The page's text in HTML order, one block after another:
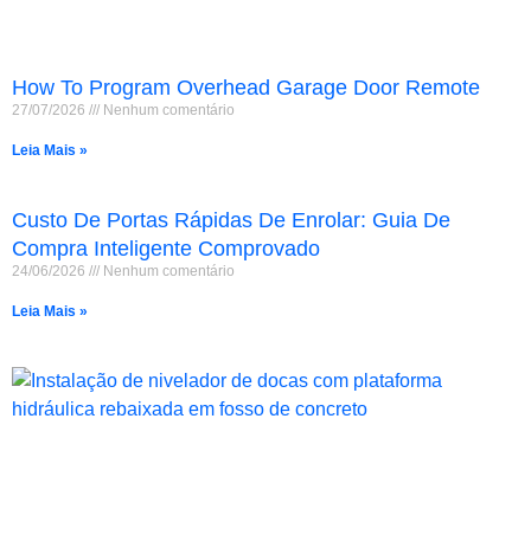
How To Program Overhead Garage Door Remote
27/07/2026 Nenhum comentário
Leia Mais »
Custo De Portas Rápidas De Enrolar: Guia De
Compra Inteligente Comprovado
24/06/2026 Nenhum comentário
Leia Mais »